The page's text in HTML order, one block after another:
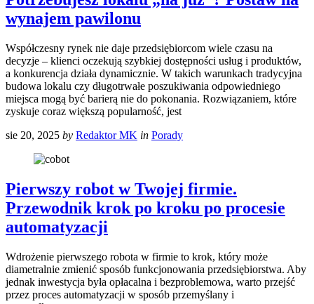
wynajem pawilonu
Współczesny rynek nie daje przedsiębiorcom wiele czasu na
decyzje – klienci oczekują szybkiej dostępności usług i produktów,
a konkurencja działa dynamicznie. W takich warunkach tradycyjna
budowa lokalu czy długotrwałe poszukiwania odpowiedniego
miejsca mogą być barierą nie do pokonania. Rozwiązaniem, które
zyskuje coraz większą popularność, jest
sie 20, 2025 by Redaktor MK in Porady
Pierwszy robot w Twojej firmie.
Przewodnik krok po kroku po procesie
automatyzacji
Wdrożenie pierwszego robota w firmie to krok, który może
diametralnie zmienić sposób funkcjonowania przedsiębiorstwa. Aby
jednak inwestycja była opłacalna i bezproblemowa, warto przejść
przez proces automatyzacji w sposób przemyślany i